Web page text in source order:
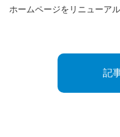
ホームページをリニューアル
記